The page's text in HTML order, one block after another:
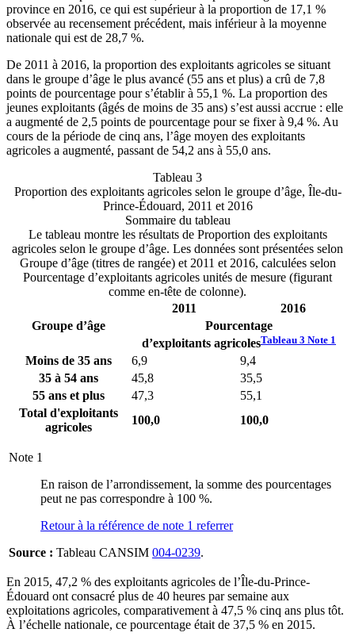
province en 2016, ce qui est supérieur à la proportion de 17,1 %
observée au recensement précédent, mais inférieur à la moyenne
nationale qui est de 28,7 %.
De 2011 à 2016, la proportion des exploitants agricoles se situant
dans le groupe d’âge le plus avancé (55 ans et plus) a crû de 7,8
points de pourcentage pour s’établir à 55,1 %. La proportion des
jeunes exploitants (âgés de moins de 35 ans) s’est aussi accrue : elle
a augmenté de 2,5 points de pourcentage pour se fixer à 9,4 %. Au
cours de la période de cinq ans, l’âge moyen des exploitants
agricoles a augmenté, passant de 54,2 ans à 55,0 ans.
Tableau 3
Proportion des exploitants agricoles selon le groupe d’âge, Île-du-
Prince-Édouard, 2011 et 2016
Sommaire du tableau
Le tableau montre les résultats de Proportion des exploitants
agricoles selon le groupe d’âge. Les données sont présentées selon
Groupe d’âge (titres de rangée) et 2011 et 2016, calculées selon
Pourcentage d’exploitants agricoles unités de mesure (figurant
comme en-tête de colonne).
Groupe d’âge
2011
2016
Pourcentage
d’exploitants agricolesTableau 3 Note 1
Moins de 35 ans 6,9
9,4
35 à 54 ans
45,8
35,5
55 ans et plus
47,3
55,1
Total d'exploitants
agricoles
100,0 100,0
Note 1
En raison de l’arrondissement, la somme des pourcentages
peut ne pas correspondre à 100 %.
Retour à la référence de note 1 referrer
Source : Tableau CANSIM 004-0239.
En 2015, 47,2 % des exploitants agricoles de l’Île-du-Prince-
Édouard ont consacré plus de 40 heures par semaine aux
exploitations agricoles, comparativement à 47,5 % cinq ans plus tôt.
À l’échelle nationale, ce pourcentage était de 37,5 % en 2015.